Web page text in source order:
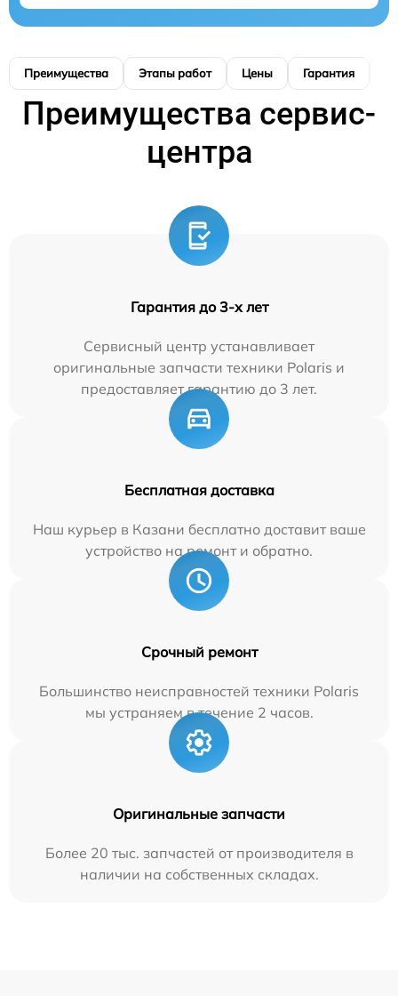
Преимущества Этапы работ Цены Гарантия
Преимущества сервис-
центра
Гарантия до 3-х лет
Сервисный центр устанавливает
оригинальные запчасти техники Polaris и
предоставляет гарантию до 3 лет.
Бесплатная доставка
Наш курьер в Казани бесплатно доставит ваше
устройство на ремонт и обратно.
Срочный ремонт
Большинство неисправностей техники Polaris
мы устраняем в течение 2 часов.
Оригинальные запчасти
Более 20 тыс. запчастей от производителя в
наличии на собственных складах.